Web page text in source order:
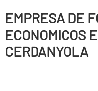
EMPRESA DE
ECONOMICOS
CERDANYOLA